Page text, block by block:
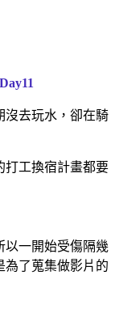
沒去玩水，卻在騎
打工換宿計畫都要
以一開始受傷隔幾
為了蒐集做影片的